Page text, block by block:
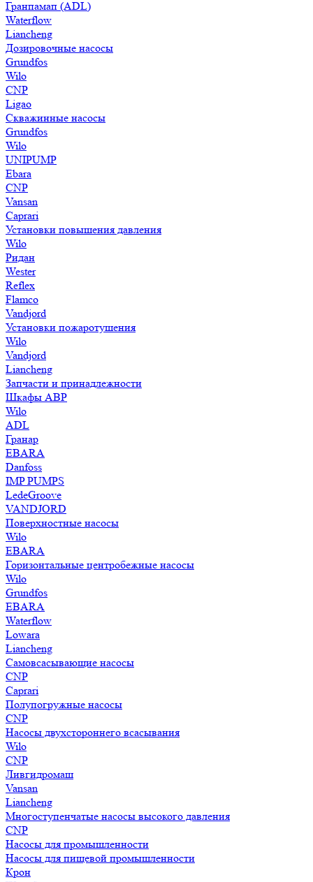
Гранпамап (ADL)
Waterflow
Liancheng
Дозировочные насосы
Grundfos
Wilo
CNP
Ligao
Скважинные насосы
Grundfos
Wilo
UNIPUMP
Ebara
CNP
Vansan
Caprari
Установки повышения давления
Wilo
Ридан
Wester
Reflex
Flamco
Vandjord
Установки пожаротушения
Wilo
Vandjord
Liancheng
Запчасти и принадлежности
Шкафы АВР
Wilo
ADL
Гранар
EBARA
Danfoss
IMP PUMPS
LedeGroove
VANDJORD
Поверхностные насосы
Wilo
EBARA
Горизонтальные центробежные насосы
Wilo
Grundfos
EBARA
Waterflow
Lowara
Liancheng
Самовсасывающие насосы
CNP
Caprari
Полупогружные насосы
CNP
Насосы двухстороннего всасывания
Wilo
CNP
Ливгидромаш
Vansan
Liancheng
Многоступенчатые насосы высокого давления
CNP
Насосы для промышленности
Насосы для пищевой промышленности
Крон